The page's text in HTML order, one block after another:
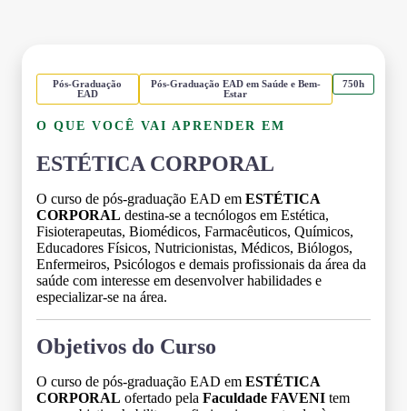
Pós-Graduação
EAD
Pós-Graduação EAD em Saúde e Bem-
Estar
750h
O QUE VOCÊ VAI APRENDER EM
ESTÉTICA CORPORAL
O curso de pós-graduação EAD em ESTÉTICA
CORPORAL destina-se a tecnólogos em Estética,
Fisioterapeutas, Biomédicos, Farmacêuticos, Químicos,
Educadores Físicos, Nutricionistas, Médicos, Biólogos,
Enfermeiros, Psicólogos e demais profissionais da área da
saúde com interesse em desenvolver habilidades e
especializar-se na área.
Objetivos do Curso
O curso de pós-graduação EAD em ESTÉTICA
CORPORAL ofertado pela Faculdade FAVENI tem